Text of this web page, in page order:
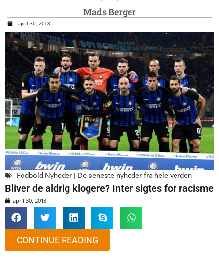
Mads Berger
april 30, 2018
Fodbold Nyheder | De seneste nyheder fra hele verden
Bliver de aldrig klogere? Inter sigtes for racisme
april 30, 2018
CONTINUE READING